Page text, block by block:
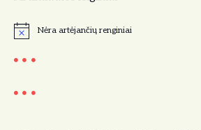
a
N
t
e
Nėra artėjančių renginiai